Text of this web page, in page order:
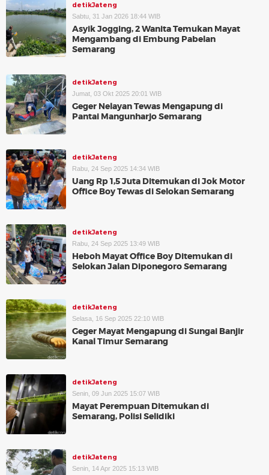
detikJateng
Sabtu, 31 Jan 2026 18:44 WIB
Asyik Jogging, 2 Wanita Temukan Mayat
Mengambang di Embung Pabelan
Semarang
detikJateng
Jumat, 03 Okt 2025 20:01 WIB
Geger Nelayan Tewas Mengapung di
Pantai Mangunharjo Semarang
detikJateng
Rabu, 24 Sep 2025 14:34 WIB
Uang Rp 1,5 Juta Ditemukan di Jok Motor
Office Boy Tewas di Selokan Semarang
detikJateng
Rabu, 24 Sep 2025 13:49 WIB
Heboh Mayat Office Boy Ditemukan di
Selokan Jalan Diponegoro Semarang
detikJateng
Selasa, 16 Sep 2025 22:10 WIB
Geger Mayat Mengapung di Sungai Banjir
Kanal Timur Semarang
detikJateng
Senin, 09 Jun 2025 15:07 WIB
Mayat Perempuan Ditemukan di
Semarang, Polisi Selidiki
detikJateng
Senin, 14 Apr 2025 15:13 WIB